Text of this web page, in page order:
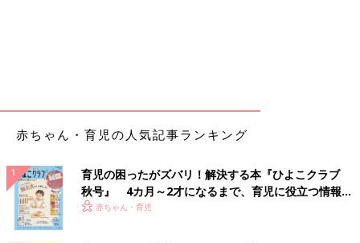
赤ちゃん・育児の人気記事ランキング
育児の困ったがズバリ！解決する本『ひよこクラブ
秋号』 4カ月～2才になるまで、育児に役立つ情報が
いっぱい！
赤ちゃん・育児